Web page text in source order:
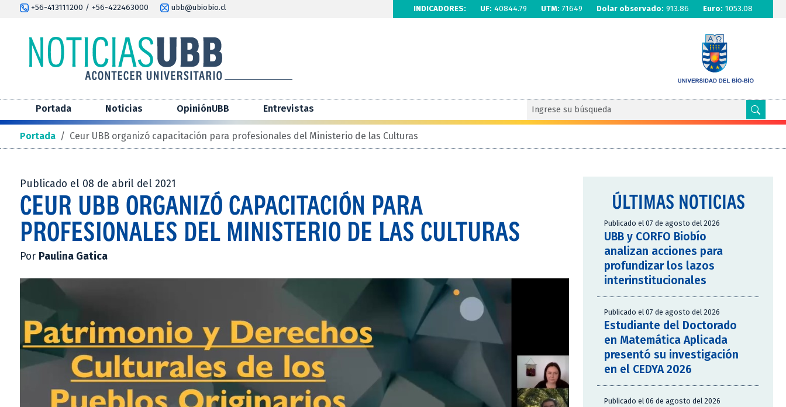
+56-413111200 / +56-422463000 ubb@ubiobio.cl INDICADORES: UF: 40844.79 UTM: 71649 Dolar observado: 913.86 Euro: 1053.08
Portada Noticias OpiniónUBB Entrevistas
Portada / Ceur UBB organizó capacitación para profesionales del Ministerio de las Culturas
Publicado el 08 de abril del 2021
CEUR UBB ORGANIZÓ CAPACITACIÓN PARA
PROFESIONALES DEL MINISTERIO DE LAS CULTURAS
Por Paulina Gatica
ÚLTIMAS NOTICIAS
Publicado el 07 de agosto del 2026
UBB y CORFO Biobío
analizan acciones para
profundizar los lazos
interinstitucionales
Publicado el 07 de agosto del 2026
Estudiante del Doctorado
en Matemática Aplicada
presentó su investigación
en el CEDYA 2026
Publicado el 06 de agosto del 2026